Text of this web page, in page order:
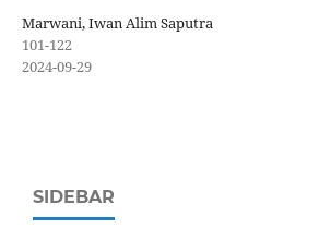
Marwani, Iwan Alim Saputra
101-122
2024-09-29
SIDEBAR